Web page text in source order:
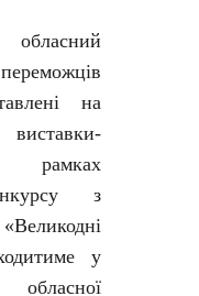
на
з
у